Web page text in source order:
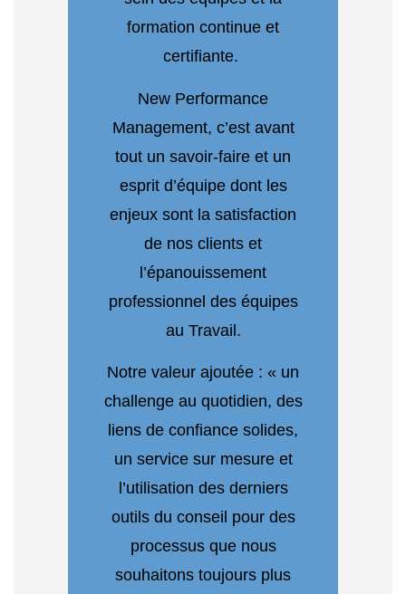
formation continue et
certifiante.
New Performance
Management, c’est avant
tout un savoir-faire et un
esprit d’équipe dont les
enjeux sont la satisfaction
de nos clients et
l’épanouissement
professionnel des équipes
au Travail.
Notre valeur ajoutée : « un
challenge au quotidien, des
liens de confiance solides,
un service sur mesure et
l’utilisation des derniers
outils du conseil pour des
processus que nous
souhaitons toujours plus